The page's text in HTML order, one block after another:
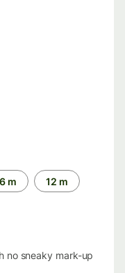
6 m 12 m
no sneaky mark-up